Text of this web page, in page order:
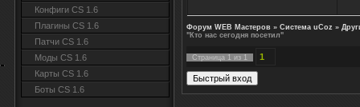
Конфиги CS 1.6
Плагины CS 1.6
Патчи CS 1.6
Моды CS 1.6
Карты CS 1.6
Боты CS 1.6
Форум WEB Мастеров » Система uCoz »
"Кто нас сегодня посетил"
Страница 1 из 1 1